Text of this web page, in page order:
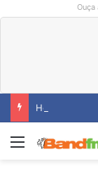
Ouça
Hemocentro
Menu